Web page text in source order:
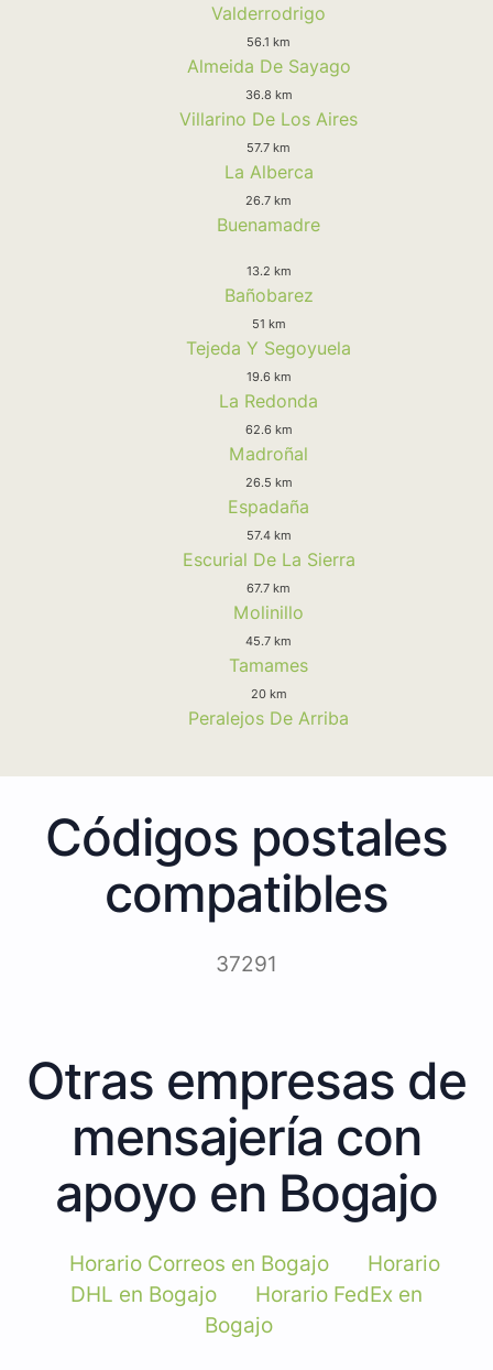
Valderrodrigo
56.1 km
Almeida De Sayago
36.8 km
Villarino De Los Aires
57.7 km
La Alberca
26.7 km
Buenamadre
13.2 km
Bañobarez
51 km
Tejeda Y Segoyuela
19.6 km
La Redonda
62.6 km
Madroñal
26.5 km
Espadaña
57.4 km
Escurial De La Sierra
67.7 km
Molinillo
45.7 km
Tamames
20 km
Peralejos De Arriba
Códigos postales
compatibles
37291
Otras empresas de
mensajería con
apoyo en Bogajo
Horario Correos en Bogajo
Horario
DHL en Bogajo
Horario FedEx en
Bogajo